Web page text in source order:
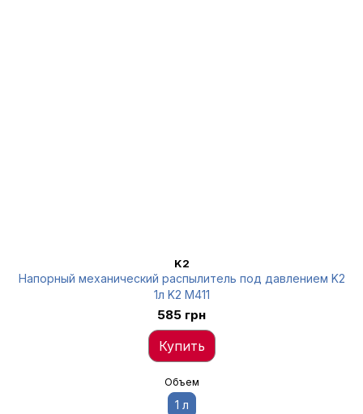
K2
Напорный механический распылитель под давлением K2
1л K2 M411
585 грн
Купить
Объем
1 л